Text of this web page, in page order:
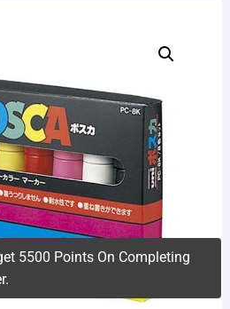
5500 Points On Completing